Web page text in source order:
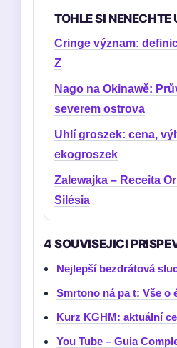
TOHLE SI NENECHTE
Cringe význam:
Z
Nago na Okinawě:
severem ostrova
Uhlí groszek: cena,
ekogroszek
Zalewajka – Receita
Silésia
4 SOUVISEJICI
Nejlepší bezdrátová
Smrtono ná pa t: Vše o
Kurz KGHM: aktuální
You Tube – Guia